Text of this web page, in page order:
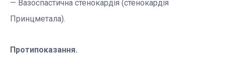
— Вазоспастична стенокардія (стенокардія
Принцметала).
Протипоказання.